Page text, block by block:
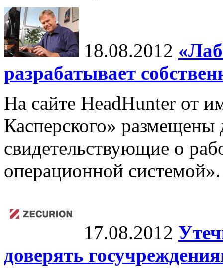
18.08.2012
разрабатывает
На сайте HeadHunter от
Касперского»
свидетельствующие о
операционной системой».
17.08.2012
доверять